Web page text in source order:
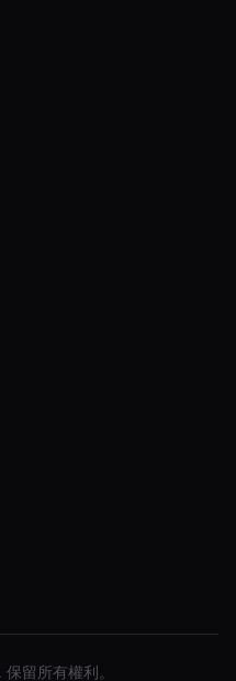
留所有權利。